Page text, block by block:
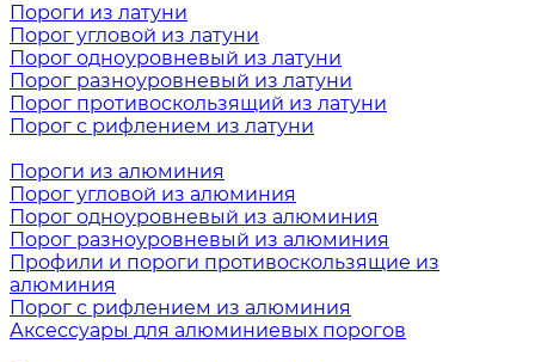
Пороги из латуни
Порог угловой из латуни
Порог одноуровневый из латуни
Порог разноуровневый из латуни
Порог противоскользящий из латуни
Порог с рифлением из латуни
Пороги из алюминия
Порог угловой из алюминия
Порог одноуровневый из алюминия
Порог разноуровневый из алюминия
Профили и пороги противоскользящие из
алюминия
Порог с рифлением из алюминия
Аксессуары для алюминиевых порогов